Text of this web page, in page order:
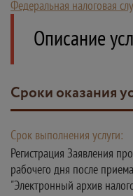
Федеральная налоговая
Описание
Сроки оказания
Срок выполнения услуги:
Регистрация Заявления
рабочего дня после
"Электронный архив